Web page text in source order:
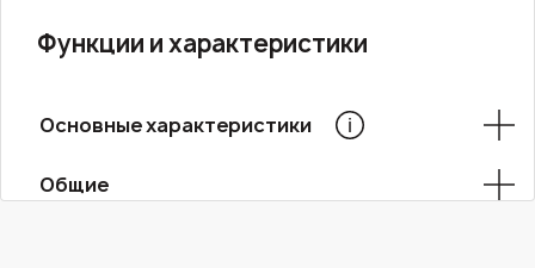
Функции и характеристики
Основные характеристики
Общие